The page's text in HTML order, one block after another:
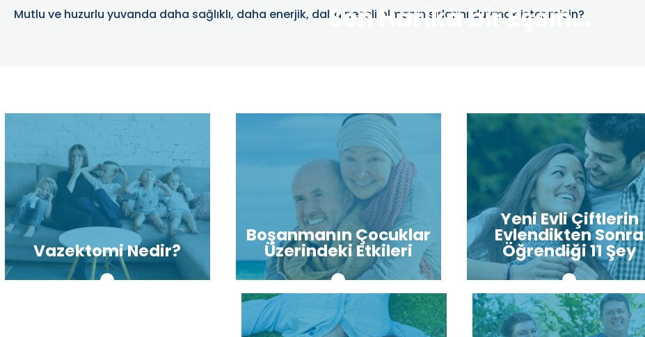
Sen Harika bir Eşsin...
Mutlu ve huzurlu yuvanda daha sağlıklı, daha enerjik, daha neşeli olmanın sırlarını duymak ister misin?
Vazektomi Nedir?
Boşanmanın Çocuklar
Üzerindeki Etkileri
Yeni Evli Çiftlerin
Evlendikten Sonra
Öğrendiği 11 Şey